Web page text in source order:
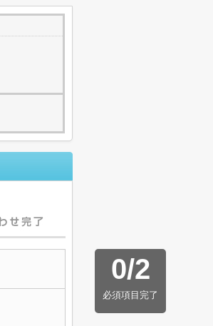
0/2
必須項目完了